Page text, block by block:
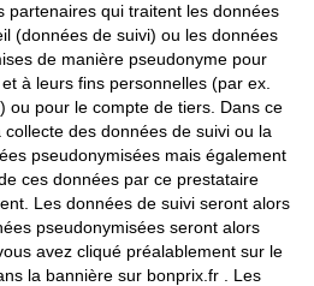
partenaires qui traitent les données
(données de suivi) ou les données
de manière pseudonyme pour
à leurs fins personnelles (par ex.
ou pour le compte de tiers. Dans ce
des données de suivi ou la
pseudonymisées mais également
ces données par ce prestataire
Les données de suivi seront alors
pseudonymisées seront alors
avez cliqué préalablement sur le
la bannière sur bonprix.fr . Les